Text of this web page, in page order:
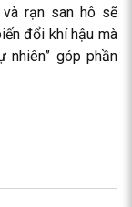
rạn san hô sẽ
đổi khí hậu mà
nhiên” góp phần